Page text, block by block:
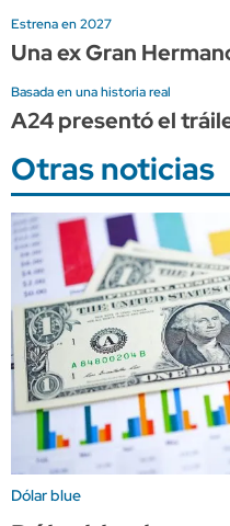
Estrena en 2027
Una ex Gran
Basada en una historia real
A24 presentó el
Otras noticias
Dólar blue